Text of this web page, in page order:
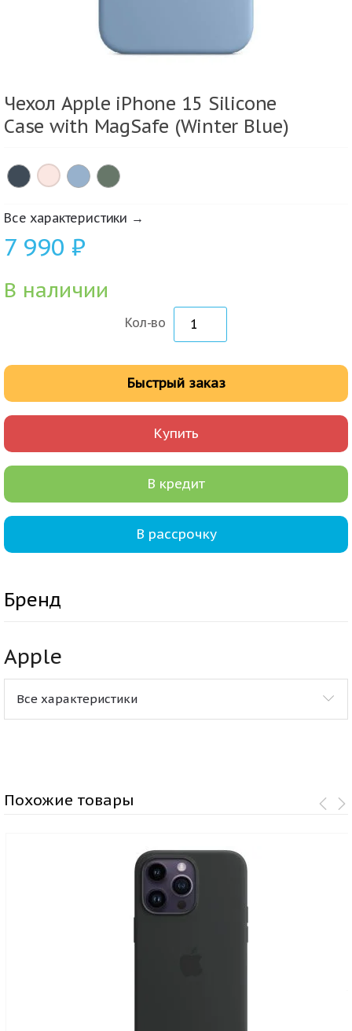
Чехол Apple iPhone 15 Silicone
Case with MagSafe (Winter Blue)
×
Все характеристики →
7 990 ₽
В наличии
Кол-во
Купить
Быстрый заказ
В кредит
В рассрочку
Бренд
Apple
Все характеристики
Похожие товары